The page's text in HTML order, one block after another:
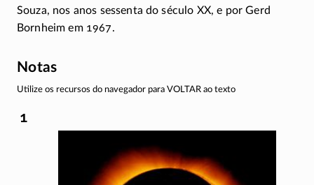
Souza, nos anos sessenta do século XX, e por Gerd
Bornheim em 1967.
Notas
Utilize os recursos do navegador para VOLTAR ao texto